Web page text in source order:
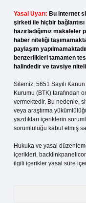
Yasal Uyarı: Bu internet
şirketi ile hiçbir
hazırladığımız
haber niteliği
paylaşım
benzerlikleri tamamen
halindedir ve tavsiye
Sitemiz, 5651 Sayılı
Kurumu (BTK) tarafından
vermektedir. Bu nedenle,
veya araştırma
yazdıkları içeriklerin
sorumluluğu kabul etmiş
Hukuka ve yasal
içerikleri,
ilgili içerikler yasal süre